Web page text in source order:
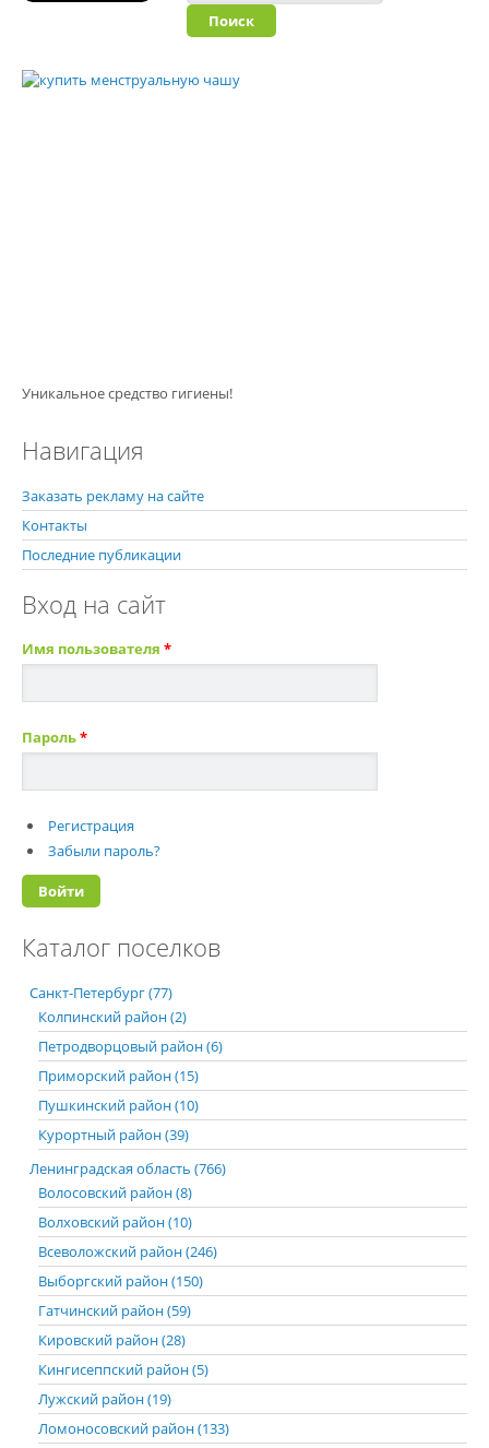
Уникальное средство гигиены!
Навигация
Заказать рекламу на сайте
Контакты
Последние публикации
Вход на сайт
Имя пользователя *
Пароль*
Регистрация
Забыли пароль?
Каталог поселков
Санкт-Петербург (77)
Колпинский район (2)
Петродворцовый район (6)
Приморский район (15)
Пушкинский район (10)
Курортный район (39)
Ленинградская область (766)
Волосовский район (8)
Волховский район (10)
Всеволожский район (246)
Выборгский район (150)
Гатчинский район (59)
Кировский район (28)
Кингисеппский район (5)
Лужский район (19)
Ломоносовский район (133)